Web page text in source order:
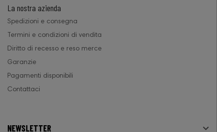
La nostra azienda
Spedizioni e consegna
Termini e condizioni di vendita
Diritto di recesso e reso merce
Garanzie
Pagamenti disponibili
Contattaci
NEWSLETTER 